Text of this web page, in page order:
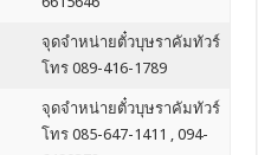
จุดจำหน่ายตั๋วบุษราคัมทัวร์
โทร 089-416-1789
จุดจำหน่ายตั๋วบุษราคัมทัวร์
โทร 085-647-1411 , 094-